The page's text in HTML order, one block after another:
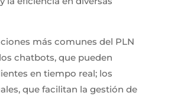
más comunes del PLN
chatbots, que pueden
en tiempo real; los
que facilitan la gestión de